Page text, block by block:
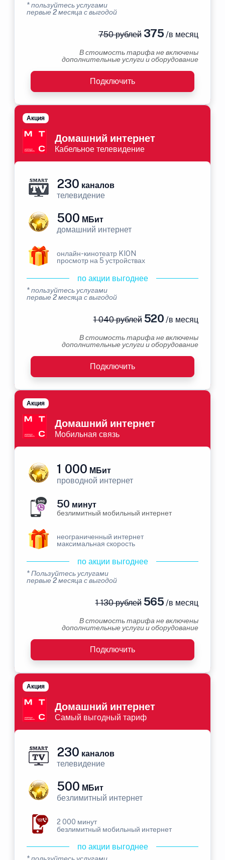
* пользуйтесь услугами
первые 2 месяца с выгодой
750 рублей375 /в месяц
В стоимость тарифа не включены
дополнительные услуги и оборудование
Подключить
Домашний интернет
Кабельное телевидение
Акция
230 каналов
телевидение
500 МБит
домашний интернет
онлайн-кинотеатр KION
просмотр на 5 устройствах
по акции выгоднее
* пользуйтесь услугами
первые 2 месяца с выгодой
1 040 рублей520 /в месяц
В стоимость тарифа не включены
дополнительные услуги и оборудование
Подключить
Домашний интернет
Мобильная связь
Акция
1 000 МБит
проводной интернет
50 минут
безлимитный мобильный интернет
неограниченный интернет
максимальная скорость
по акции выгоднее
* Пользуйтесь услугами
первые 2 месяца с выгодой
1 130 рублей565 /в месяц
В стоимость тарифа не включены
дополнительные услуги и оборудование
Подключить
Домашний интернет
Самый выгодный тариф
Акция
230 каналов
телевидение
500 МБит
безлимитный интернет
2 000 минут
безлимитный мобильный интернет
по акции выгоднее
* пользуйтесь услугами